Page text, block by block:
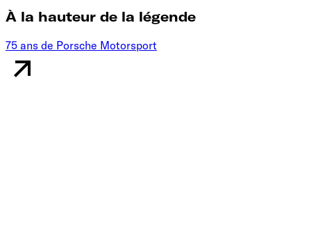
À la hauteur de la légende
75 ans de Porsche Motorsport